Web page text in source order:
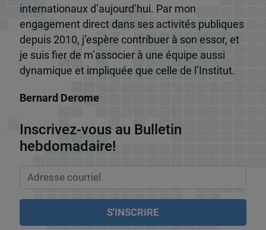
internationaux d’aujourd’hui. Par mon
engagement direct dans ses activités publiques
depuis 2010, j’espère contribuer à son essor, et
je suis fier de m’associer à une équipe aussi
dynamique et impliquée que celle de l’Institut.
Bernard Derome
Inscrivez-vous au Bulletin
hebdomadaire!